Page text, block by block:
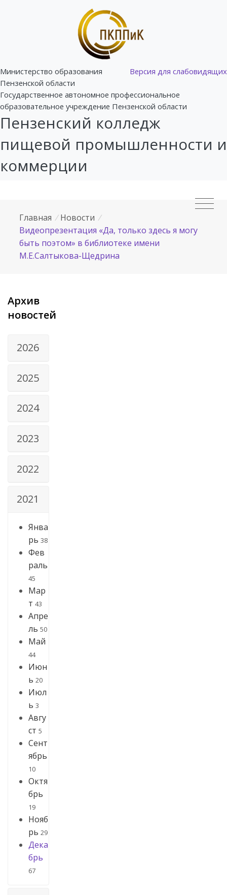
Версия для слабовидящих
Министерство образования
Пензенской области
Государственное автономное профессиональное
образовательное учреждение Пензенской области
Пензенский колледж
пищевой промышленности и
коммерции
Главная / Новости /
Видеопрезентация «Да, только здесь я могу
быть поэтом» в библиотеке имени
М.Е.Салтыкова-Щедрина
Архив
новостей
2026
2025
2024
2023
2022
2021
Янва
рь 38
Фев
раль
45
Мар
т 43
Апре
ль 50
Май
44
Июн
ь 20
Июл
ь 3
Авгу
ст 5
Сент
ябрь
10
Октя
брь
19
Нояб
рь 29
Дека
брь
67